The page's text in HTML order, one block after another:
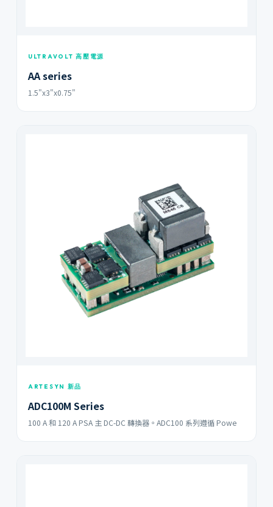
ULTRAVOLT 高壓電源
AA series
1.5"x3"x0.75"
ARTESYN 新品
ADC100M Series
100 A 和 120 A PSA 主 DC-DC 轉換器。ADC100 系列遵循 Powe